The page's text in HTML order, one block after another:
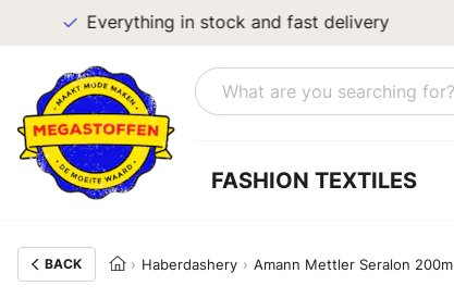
Everything in stock and fast delivery
FASHION TEXTILES
BACK Haberdashery Amann Mettler Seralon 200m